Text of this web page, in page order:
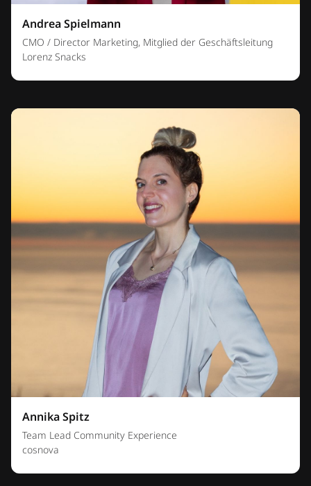
Andrea Spielmann
CMO / Director Marketing, Mitglied der Geschäftsleitung
Lorenz Snacks
Annika Spitz
Team Lead Community Experience
cosnova